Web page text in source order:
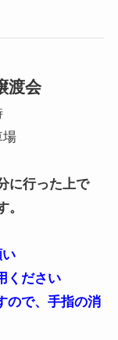
渡会
場
に行った上で
。
ください
ので、手指の消